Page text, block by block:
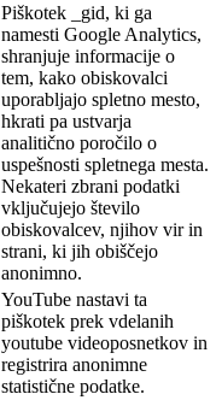
Piškotek _gid, ki ga
namesti Google Analytics,
shranjuje informacije o
tem, kako obiskovalci
uporabljajo spletno mesto,
hkrati pa ustvarja
analitično poročilo o
uspešnosti spletnega mesta.
Nekateri zbrani podatki
vključujejo število
obiskovalcev, njihov vir in
strani, ki jih obiščejo
anonimno.
YouTube nastavi ta
piškotek prek vdelanih
youtube videoposnetkov in
registrira anonimne
statistične podatke.